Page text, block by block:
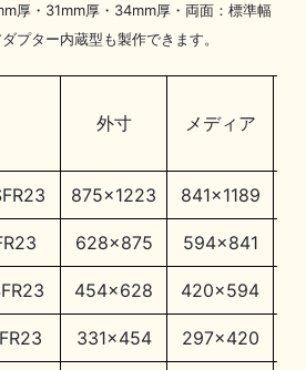
厚・31mm厚・34mm厚・両面：標準幅
プター内蔵型も製作できます。
外寸 メディア
875×1223 841×1189
628×875 594×841
454×628 420×594
331×454 297×420